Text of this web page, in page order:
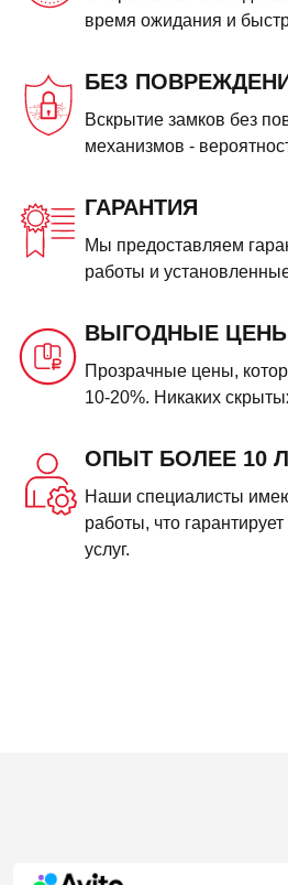
время ожидания и
БЕЗ
Вскрытие замков без
механизмов -
ГАРАНТИЯ
Мы предоставляем
работы и
ВЫГОДНЫЕ
Прозрачные цены,
10-20%. Никаких
ОПЫТ БОЛЕЕ 10
Наши специалисты
работы, что
услуг.